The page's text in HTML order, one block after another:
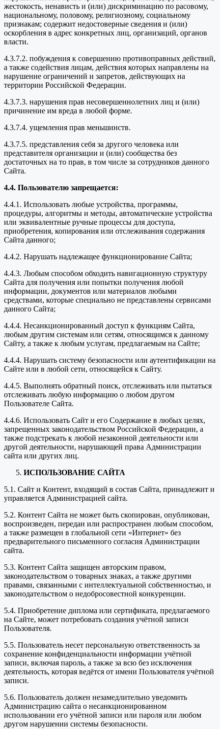
жестокость, ненависть и (или) дискриминацию по расовому,
национальному, половому, религиозному, социальному
признакам; содержит недостоверные сведения и (или)
оскорбления в адрес конкретных лиц, организаций, органов
власти.
4.3.7.2. побуждения к совершению противоправных действий,
а также содействия лицам, действия которых направлены на
нарушение ограничений и запретов, действующих на
территории Российской Федерации.
4.3.7.3. нарушения прав несовершеннолетних лиц и (или)
причинение им вреда в любой форме.
4.3.7.4. ущемления прав меньшинств.
4.3.7.5. представления себя за другого человека или
представителя организации и (или) сообщества без
достаточных на то прав, в том числе за сотрудников данного
Сайта.
4.4. Пользователю запрещается:
4.4.1. Использовать любые устройства, программы,
процедуры, алгоритмы и методы, автоматические устройства
или эквивалентные ручные процессы для доступа,
приобретения, копирования или отслеживания содержания
Сайта данного;
4.4.2. Нарушать надлежащее функционирование Сайта;
4.4.3. Любым способом обходить навигационную структуру
Сайта для получения или попытки получения любой
информации, документов или материалов любыми
средствами, которые специально не представлены сервисами
данного Сайта;
4.4.4. Несанкционированный доступ к функциям Сайта,
любым другим системам или сетям, относящимся к данному
Сайту, а также к любым услугам, предлагаемым на Сайте;
4.4.4. Нарушать систему безопасности или аутентификации на
Сайте или в любой сети, относящейся к Сайту.
4.4.5. Выполнять обратный поиск, отслеживать или пытаться
отслеживать любую информацию о любом другом
Пользователе Сайта.
4.4.6. Использовать Сайт и его Содержание в любых целях,
запрещенных законодательством Российской Федерации, а
также подстрекать к любой незаконной деятельности или
другой деятельности, нарушающей права Администрации
сайта или других лиц.
ИСПОЛЬЗОВАНИЕ САЙТА
5.1. Сайт и Контент, входящий в состав Сайта, принадлежит и
управляется Администрацией сайта.
5.2. Контент Сайта не может быть скопирован, опубликован,
воспроизведен, передан или распространен любым способом,
а также размещен в глобальной сети «Интернет» без
предварительного письменного согласия Администрации
сайта.
5.3. Контент Сайта защищен авторским правом,
законодательством о товарных знаках, а также другими
правами, связанными с интеллектуальной собственностью, и
законодательством о недобросовестной конкуренции.
5.4. Приобретение диплома или сертификата, предлагаемого
на Сайте, может потребовать создания учётной записи
Пользователя.
5.5. Пользователь несет персональную ответственность за
сохранение конфиденциальности информации учётной
записи, включая пароль, а также за всю без исключения
деятельность, которая ведётся от имени Пользователя учётной
записи.
5.6. Пользователь должен незамедлительно уведомить
Администрацию сайта о несанкционированном
использовании его учётной записи или пароля или любом
другом нарушении системы безопасности.